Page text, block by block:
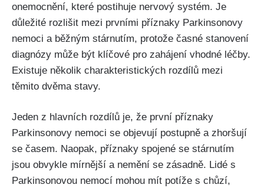
onemocnění, které postihuje nervový systém. Je
důležité rozlišit mezi prvními příznaky Parkinsonovy
nemoci a běžným stárnutím, protože časné stanovení
diagnózy může být klíčové pro zahájení vhodné léčby.
Existuje několik charakteristických rozdílů mezi
těmito dvěma stavy.
Jeden z hlavních rozdílů je, že první příznaky
Parkinsonovy nemoci se objevují postupně a zhoršují
se časem. Naopak, příznaky spojené se stárnutím
jsou obvykle mírnější a nemění se zásadně. Lidé s
Parkinsonovou nemocí mohou mít potíže s chůzí,